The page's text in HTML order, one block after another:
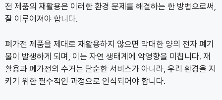
전 제품의 재활용은 이러한 환경 문제를 해결하는 한 방법으로써,
잘 이루어져야 합니다.
폐가전 제품을 제대로 재활용하지 않으면 막대한 양의 전자 폐기
물이 발생하게 되며, 이는 자연 생태계에 악영향을 미칩니다. 재
활용과 폐가전의 수거는 단순한 서비스가 아니라, 우리 환경을 지
키기 위한 필수적인 과정으로 인식되어야 합니다.